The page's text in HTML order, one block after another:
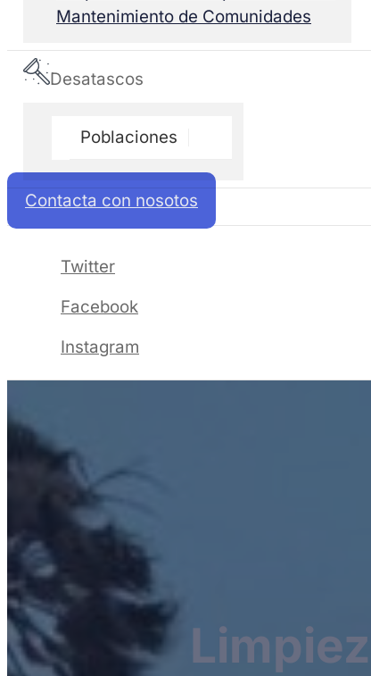
Mantenimiento de Comunidades
Desatascos
Poblaciones
Contacta con nosotos
Twitter
Facebook
Instagram